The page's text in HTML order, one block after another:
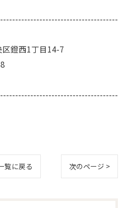
鐙西1丁目14-7
覧に戻る 次のページ >